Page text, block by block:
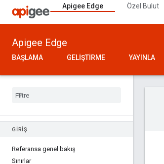
Apigee Edge Özel Bulut
Apigee Edge
BAŞLAMA GELIŞTIRME YAYINLA
GIRIŞ
Referansa genel bakış
Sınırlar